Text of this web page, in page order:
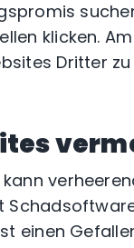
klicken.
Dritter
einen